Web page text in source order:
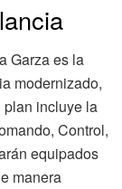
Garza es la
modernizado,
incluye la
Control,
equipados
manera